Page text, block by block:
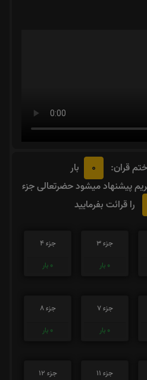
قران: 0
بار
پیشنهاد میشود حضرتعالی جزء
را قرائت بفرمایید
جزء 3
0 بار
جزء 4
0 بار
جزء 7
0 بار
جزء 8
0 بار
جزء 11
جزء 12